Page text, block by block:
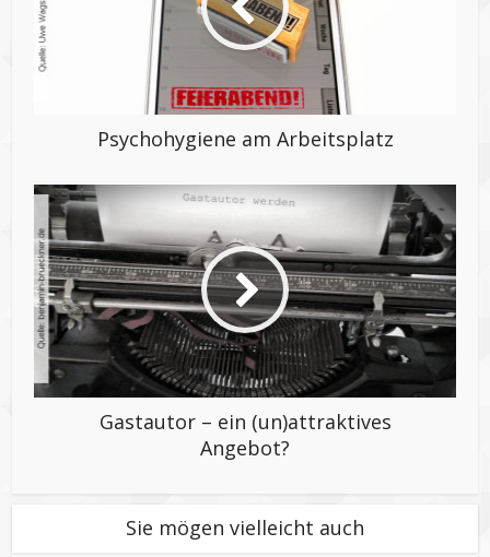
Psychohygiene am Arbeitsplatz
Gastautor – ein (un)attraktives
Angebot?
Sie mögen vielleicht auch